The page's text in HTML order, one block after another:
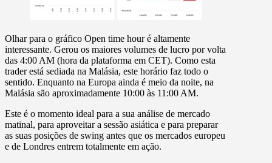
Olhar para o gráfico Open time houré altamente
interessante. Gerou os maiores volumes de lucro por volta
das 4:00 AM (hora da plataforma em CET). Como esta
trader está sediada na Malásia, este horário faz todo o
sentido. Enquanto na Europa ainda é meio da noite, na
Malásia são aproximadamente 10:00 às 11:00 AM.
Este é o momento ideal para a sua análise de mercado
matinal, para aproveitar a sessão asiática e para preparar
as suas posições de swing antes que os mercados europeu
e de Londres entrem totalmente em ação.